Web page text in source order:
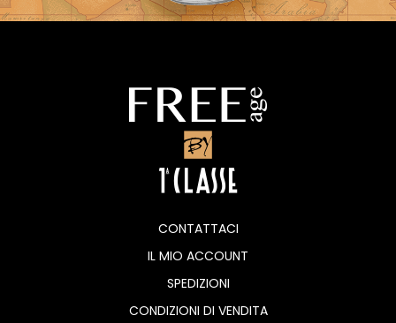
CONTATTACI
IL MIO ACCOUNT
SPEDIZIONI
CONDIZIONI DI VENDITA